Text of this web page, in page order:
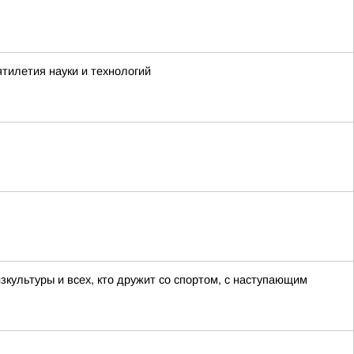
науки и технологий
и всех, кто дружит со спортом, с наступающим